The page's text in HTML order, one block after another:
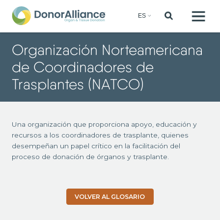
Organización Norteamericana
de Coordinadores de
Trasplantes (NATCO)
Una organización que proporciona apoyo, educación y
recursos a los coordinadores de trasplante, quienes
desempeñan un papel crítico en la facilitación del
proceso de donación de órganos y trasplante.
VOLVER AL GLOSARIO